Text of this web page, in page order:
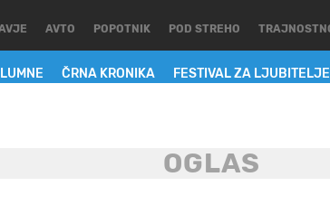
ČRNA KRONIKA FESTIVAL ZA
AVTO POPOTNIK POD STREHO